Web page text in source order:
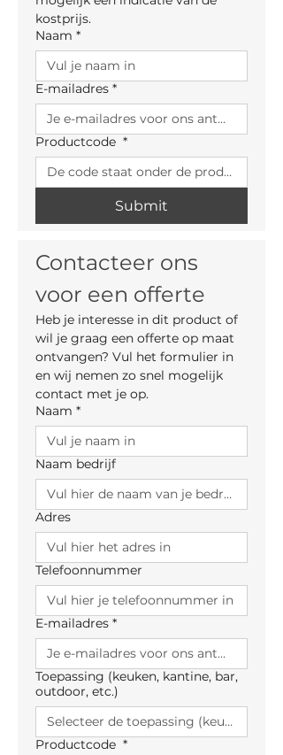
kostprijs.
Naam *
E-mailadres *
Productcode *
Submit
Contacteer ons
voor een offerte
Heb je interesse in dit product of
wil je graag een offerte op maat
ontvangen? Vul het formulier in
en wij nemen zo snel mogelijk
contact met je op.
Naam *
Naam bedrijf
Adres
Telefoonnummer
E-mailadres *
Toepassing (keuken, kantine, bar,
outdoor, etc.)
Productcode *